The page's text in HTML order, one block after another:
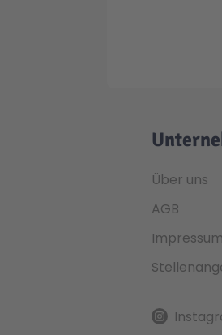
Über uns
AGB
Impressum